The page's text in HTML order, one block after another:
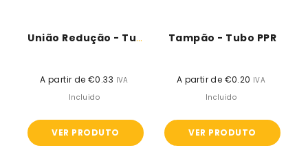
União Redução - Tubo PPR
Preço
normal
A partir de €0.33 IVA
Incluido
VER PRODUTO
Tampão - Tubo PPR
Preço
normal
A partir de €0.20 IVA
Incluido
VER PRODUTO